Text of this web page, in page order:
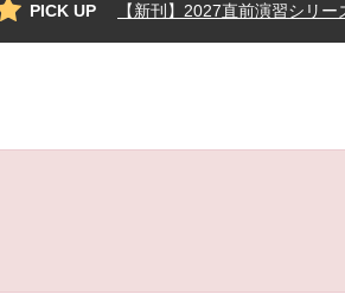
PICK UP 【新刊】2027直前演習シリー